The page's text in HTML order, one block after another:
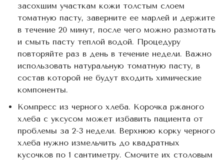
засохшим участкам кожи толстым слоем
томатную пасту, заверните ее марлей и держите
в течение 20 минут, после чего можно размотать
и смыть пасту теплой водой. Процедуру
повторяйте раз в день в течение недели. Важно
использовать натуральную томатную пасту, в
состав которой не будут входить химические
компоненты.
Компресс из черного хлеба. Корочка ржаного
хлеба с уксусом может избавить пациента от
проблемы за 2-3 недели. Верхнюю корку черного
хлеба нужно измельчить до квадратных
кусочков по 1 сантиметру. Смочите их столовым